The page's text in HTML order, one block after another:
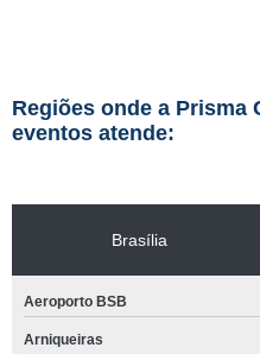
Regiões onde a Prisma
eventos atende:
Brasília
Aeroporto BSB
Arniqueiras